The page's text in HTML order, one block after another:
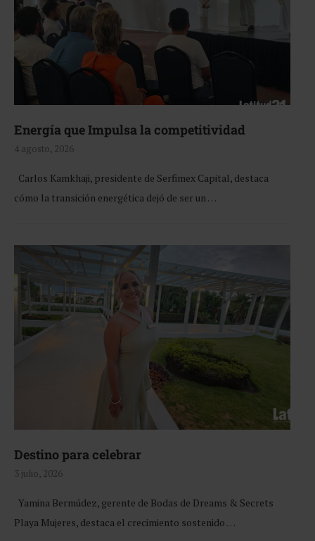
Energía que Impulsa la competitividad
4 agosto, 2026
Carlos Kamkhaji, presidente de Serfimex Capital, destaca
cómo la transición energética dejó de ser un …
Destino para celebrar
3 julio, 2026
Yamina Bermúdez, gerente de Bodas de Dreams & Secrets
Playa Mujeres, destaca el crecimiento sostenido …